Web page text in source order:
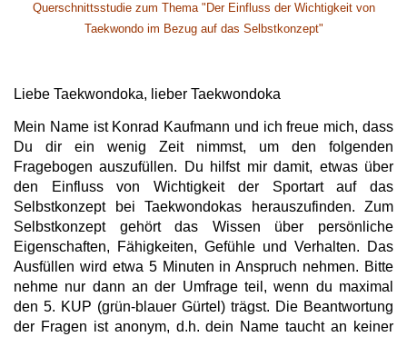
Querschnittsstudie zum Thema "Der Einfluss der Wichtigkeit von
Taekwondo im Bezug auf das Selbstkonzept"
Liebe Taekwondoka, lieber Taekwondoka
Mein Name ist Konrad Kaufmann und ich freue mich, dass
Du dir ein wenig Zeit nimmst, um den folgenden
Fragebogen auszufüllen. Du hilfst mir damit, etwas über
den Einfluss von Wichtigkeit der Sportart auf das
Selbstkonzept bei Taekwondokas herauszufinden. Zum
Selbstkonzept gehört das Wissen über persönliche
Eigenschaften, Fähigkeiten, Gefühle und Verhalten. Das
Ausfüllen wird etwa 5 Minuten in Anspruch nehmen. Bitte
nehme nur dann an der Umfrage teil, wenn du maximal
den 5. KUP (grün-blauer Gürtel) trägst. Die Beantwortung
der Fragen ist anonym, d.h. dein Name taucht an keiner